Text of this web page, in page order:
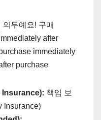
무예요! 구매
after
immediately
purchase
Insurance): 책임 보
Insurance)